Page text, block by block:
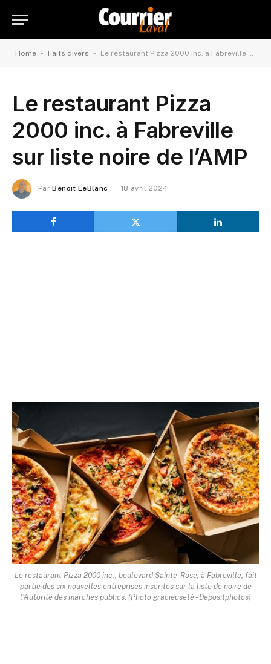
Home - Faits divers - Le restaurant Pizza 2000 inc. à Fabreville sur liste noire de l’AMP
Le restaurant Pizza
2000 inc. à Fabreville
sur liste noire de l’AMP
Par Benoit LeBlanc 18 avril 2024
Le restaurant Pizza 2000 inc., boulevard Sainte-Rose, à Fabreville, fait
partie des six nouvelles entreprises inscrites sur la liste de noire de
l’Autorité des marchés publics. (Photo gracieuseté - Depositphotos)